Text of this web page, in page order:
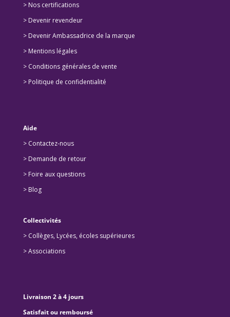
> Nos certifications
> Devenir revendeur
> Devenir Ambassadrice de la marque
> Mentions légales
> Conditions générales de vente
> Politique de confidentialité
Aide
> Contactez-nous
> Demande de retour
> Foire aux questions
> Blog
Collectivités
> Collèges, Lycées, écoles supérieures
>Associations
Livraison 2 à 4 jours
Satisfait ou remboursé